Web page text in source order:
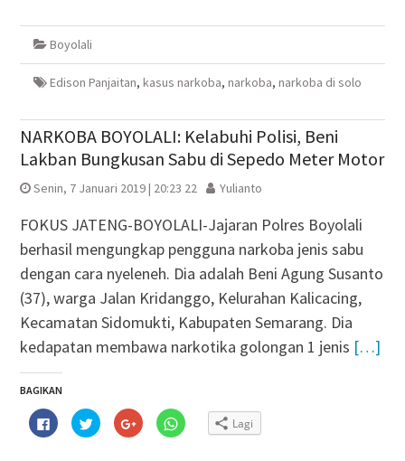
Facebook(Membuka
jendela
yang
baru)
Twitter(Membuka
baru)
Google+
yang
baru)
WhatsApp(Membuka
baru)
Boyolali
Edison Panjaitan, kasus narkoba, narkoba, narkoba di solo
NARKOBA BOYOLALI: Kelabuhi Polisi, Beni
Lakban Bungkusan Sabu di Sepedo Meter Motor
Senin, 7 Januari 2019 | 20:23 22 Yulianto
FOKUS JATENG-BOYOLALI-Jajaran Polres Boyolali
berhasil mengungkap pengguna narkoba jenis sabu
dengan cara nyeleneh. Dia adalah Beni Agung Susanto
(37), warga Jalan Kridanggo, Kelurahan Kalicacing,
Kecamatan Sidomukti, Kabupaten Semarang. Dia
kedapatan membawa narkotika golongan 1 jenis […]
BAGIKAN
Klik
untuk
membagikan
Klik
untuk
berbagi
Klik
untuk
berbagi
Klik
untuk Lagi